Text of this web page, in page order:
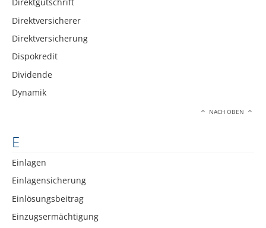
Direktversicherer
Direktversicherung
Dispokredit
Dividende
Dynamik
NACH OBEN
E
Einlagen
Einlagensicherung
Einlösungsbeitrag
Einzugsermächtigung